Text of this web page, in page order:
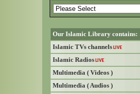
Our Islamic Library contains:
Islamic TVs channels LIVE
Islamic Radios LIVE
Multimedia ( Videos )
Multimedia ( Audios )